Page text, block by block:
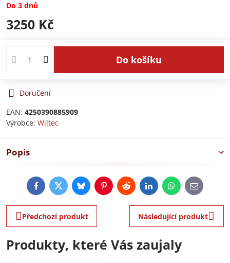
Do 3 dnů
3250 Kč
Do košíku
Doručení
EAN: 4250390885909
Výrobce: Wiltec
Popis
FacebookTwitterBlueskyPinterestRedditLinkedInWhatsApp
E-
mail
Předchozí produkt Následující produkt
Produkty, které Vás zaujaly